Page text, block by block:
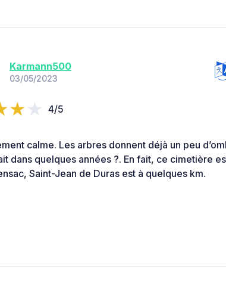
Karmann500
03/05/2023
4/5
calme. Les arbres donnent déjà un peu
dans quelques années ?. En fait, ce cimetière
Saint-Jean de Duras est à quelques km.